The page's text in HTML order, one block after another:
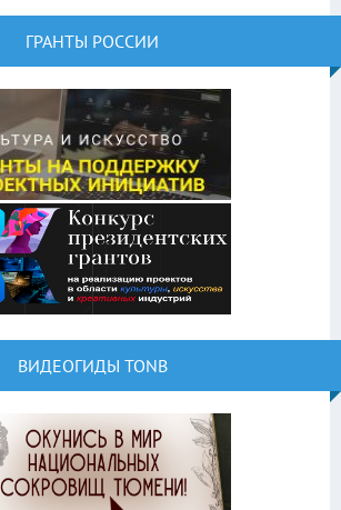
ГРАНТЫ РОССИИ
ВИДЕОГИДЫ TONB